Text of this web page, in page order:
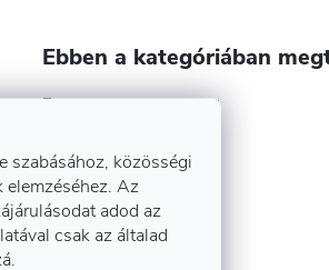
szabásához, közösségi
Az
adod az
csak az általad
Ebben a kategóriában
Munkavédelmi cipõ